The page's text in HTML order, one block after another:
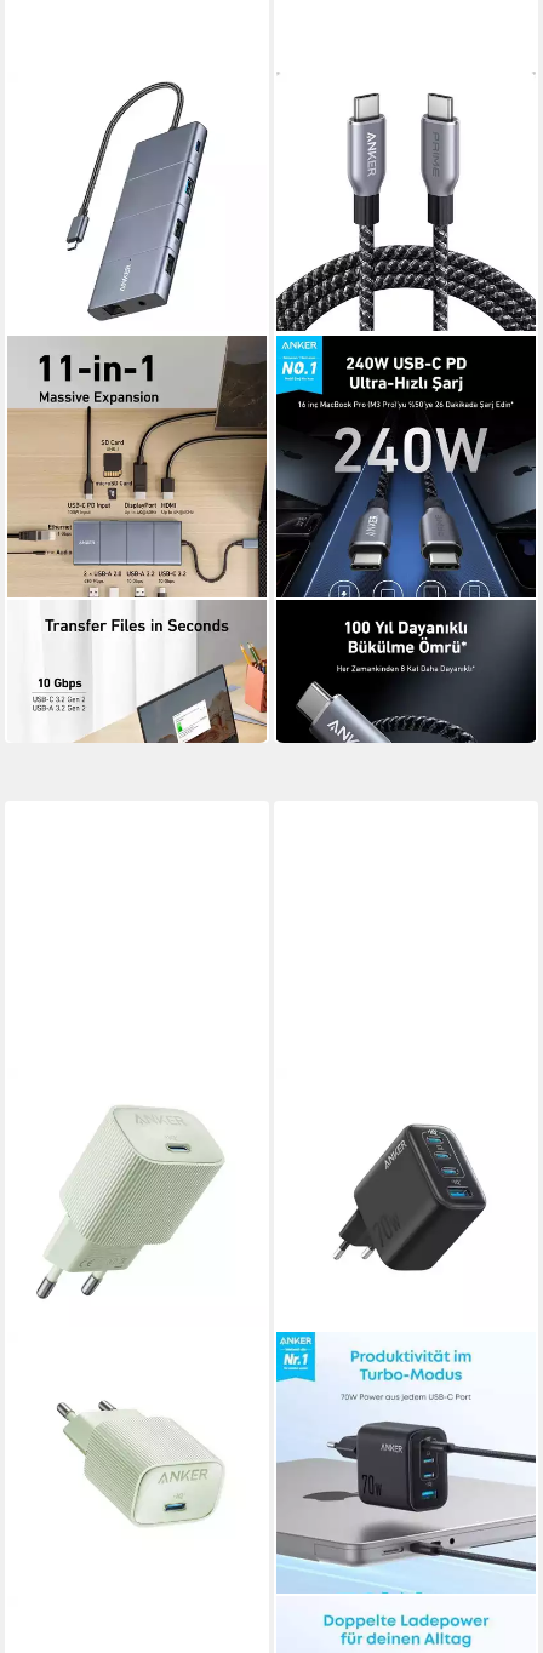
ANKER
PowerExpand (A83880A1)
ab 92,07 €
in 2-3 Werktagen bei dir
A88E2011 Computer-Kabel
39,28 €
in 4-5 Werktagen bei dir
ANKER
Anker Zolo Ladegerät (70W,